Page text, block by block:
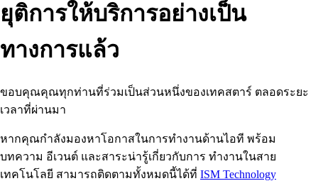
ยุติการให้บริการอย่างเป็น
ทางการแล้ว
ขอบคุณคุณทุกท่านที่ร่วมเป็นส่วนหนึ่งของเทคสตาร์ ตลอดระยะ
เวลาที่ผ่านมา
หากคุณกำลังมองหาโอกาสในการทำงานด้านไอที พร้อม
บทความ อีเวนต์ และสาระน่ารู้เกี่ยวกับการ ทำงานในสาย
เทคโนโลยี สามารถติดตามทั้งหมดนี้ได้ที่ ISM Technology